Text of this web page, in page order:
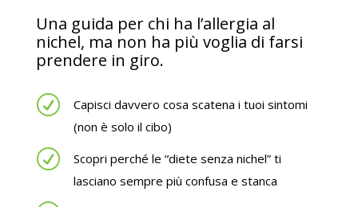
Una guida per chi ha l’allergia al
nichel, ma non ha più voglia di farsi
prendere in giro.
R
Capisci davvero cosa scatena i tuoi sintomi
(non è solo il cibo)
R
Scopri perché le “diete senza nichel” ti
lasciano sempre più confusa e stanca